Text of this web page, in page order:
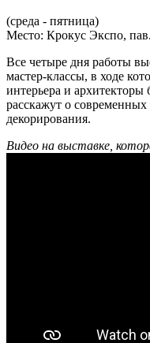
(среда - пятница)
Место: Крокус Экспо,
Все четыре дня работы
мастер-классы, в ходе
интерьера и архитекторы
расскажут о
декорирования.
Видео на выставке,